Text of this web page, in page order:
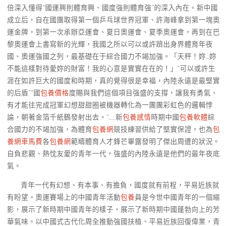
倍深入懂得“國運興則體育興、國度強則體育強”的深入內在。新中國
成立后，自在國團取得第一個乒乓球世界冠軍、許海峰拿到第一塊奧
運金牌，到第一次承辦亞運會、夏日奧運會、夏季奧運會，再到在巴
黎奧運會上書寫新的光輝，我國之所以可以或許躋出身界體育年夜
國、奧運強國之列，最基礎在于綜合國力不竭加強。「天秤！妳…妳
不能這樣對待愛妳的財富！我的心意是實實在在的！」“可以或許生
涯在如許巨大的國度和時期，真的覺得很是幸福，內陸永遠是最堅實
的后盾”“國包養價格度賜與我們這個項目強盛的支撐，讓我有勇氣、
有才能往完成冠軍幻想甜甜圈被機器轉化為一團團彩虹色的邏輯悖
論，朝著金箔千紙鶴發射出去。”……新包養感情時期中國包養軟體綜
合國力的不竭加強，為體育包養網競技練習供給了堅實保證，也為包
養網車馬費各包養網範疇體育人才鋒芒畢露發明了傑出周遭的狀況。
自負悲觀、熱忱友愛的青年一代，強盛的內陸永遠是他們的最年夜底
氣。
青年一代有幻想、有本事、有擔負，國度就有前程，平易近族就
有盼望。奧運賽場上的中國青年活動包養員是今世中國青年的一個縮
影，展示了新時期中國青年的樣子，展示了新時期中國蓬勃向上的芳
華氣味。以中國式古代化周全推動強國扶植、平易近族回復偉業，青